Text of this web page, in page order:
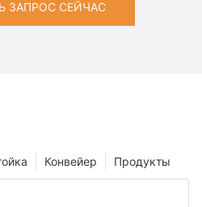
ЗАПРОС СЕЙЧАС
Продукты
Конвейер